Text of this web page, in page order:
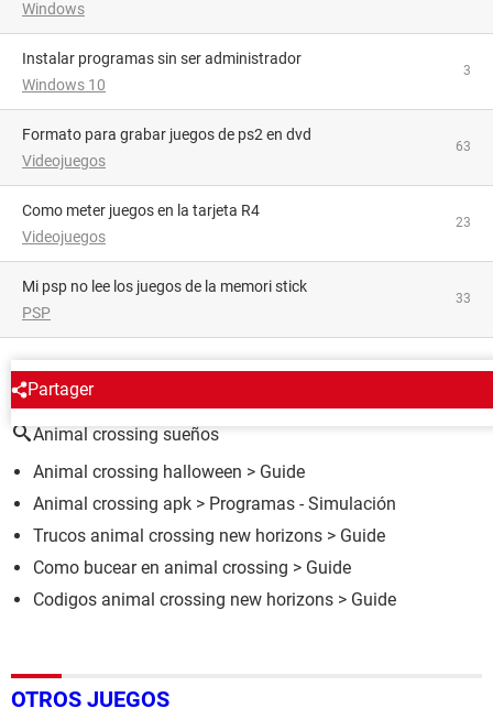
Windows
Instalar programas sin ser administrador
Windows 10
3
formato para grabar juegos de ps2 en dvd
Videojuegos
63
como meter juegos en la tarjeta R4
Videojuegos
23
mi psp no lee los juegos de la memori stick
PSP
33
Partager
ALREDEDOR DEL MISMO TEMA
Animal crossing sueños
Animal crossing halloween > Guide
Animal crossing apk > Programas - Simulación
Trucos animal crossing new horizons > Guide
Como bucear en animal crossing > Guide
Codigos animal crossing new horizons > Guide
OTROS JUEGOS